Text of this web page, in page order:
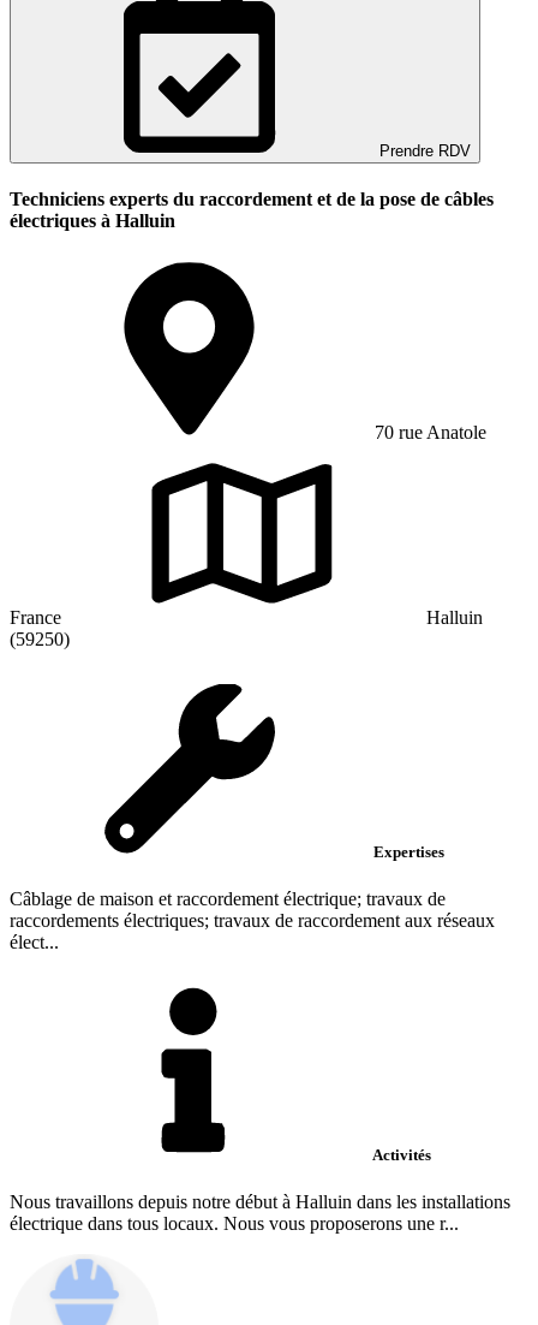
Prendre RDV
Techniciens experts du raccordement et de la pose de câbles
électriques à Halluin
70 rue Anatole
France
Halluin
(59250)
Expertises
Câblage de maison et raccordement électrique; travaux de
raccordements électriques; travaux de raccordement aux réseaux
élect...
Activités
Nous travaillons depuis notre début à Halluin dans les installations
électrique dans tous locaux. Nous vous proposerons une r...